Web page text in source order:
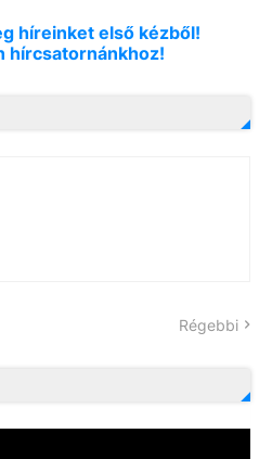
híreinket első kézből!
hírcsatornánkhoz!
Régebbi